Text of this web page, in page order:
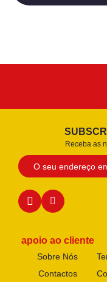
Receba as
apoio ao cliente
Sobre Nós
Contactos